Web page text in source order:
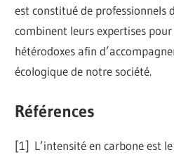
est constitué de professionnels
combinent leurs expertises
hétérodoxes afin
écologique de notre société.
Références
[1] L’intensité en carbone est